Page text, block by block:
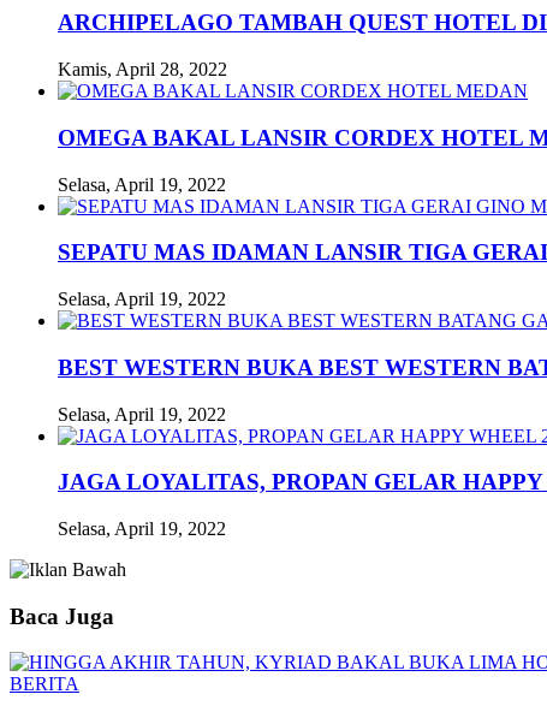
ARCHIPELAGO TAMBAH QUEST HOTEL
Kamis, April 28, 2022
OMEGA BAKAL LANSIR CORDEX HOTEL
Selasa, April 19, 2022
SEPATU MAS IDAMAN LANSIR TIGA
Selasa, April 19, 2022
BEST WESTERN BUKA BEST WESTERN
Selasa, April 19, 2022
JAGA LOYALITAS, PROPAN GELAR HAPPY
Selasa, April 19, 2022
Baca Juga
BERITA